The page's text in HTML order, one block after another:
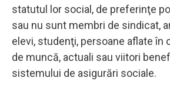
statutul lor social, de preferinţe
sau nu sunt membri de sindicat,
elevi, studenţi, persoane aflate în
de muncă, actuali sau viitori
sistemului de asigurări sociale.